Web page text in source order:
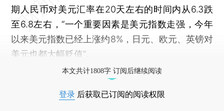
期人民币对美元汇率在20天左右的时间内从6.3跌
至6.8左右，“一个重要因素是美元指数走强，今年
以来美元指数已经上涨约8%，日元、欧元、英镑对
美元也都大幅贬值”。
本文共计1808字 订阅后继续阅读
登录 后获取已订阅的阅读权限